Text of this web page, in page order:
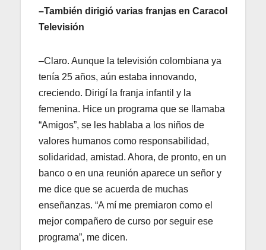
–También dirigió varias franjas en Caracol
Televisión
–Claro. Aunque la televisión colombiana ya
tenía 25 años, aún estaba innovando,
creciendo. Dirigí la franja infantil y la
femenina. Hice un programa que se llamaba
“Amigos”, se les hablaba a los niños de
valores humanos como responsabilidad,
solidaridad, amistad. Ahora, de pronto, en un
banco o en una reunión aparece un señor y
me dice que se acuerda de muchas
enseñanzas. “A mí me premiaron como el
mejor compañero de curso por seguir ese
programa”, me dicen.